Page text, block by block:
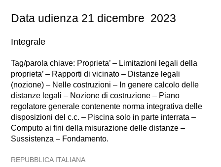
Data udienza 21 dicembre 2023
Integrale
Tag/parola chiave: Proprieta’ – Limitazioni legali della
proprieta’ – Rapporti di vicinato – Distanze legali
(nozione) – Nelle costruzioni – In genere calcolo delle
distanze legali – Nozione di costruzione – Piano
regolatore generale contenente norma integrativa delle
disposizioni del c.c. – Piscina solo in parte interrata –
Computo ai fini della misurazione delle distanze –
Sussistenza – Fondamento.
REPUBBLICA ITALIANA